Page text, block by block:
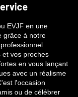
EVJF en une
grâce à notre
et vos proches
en vous lançant
avec un réalisme
l'occasion
ou de célébrer